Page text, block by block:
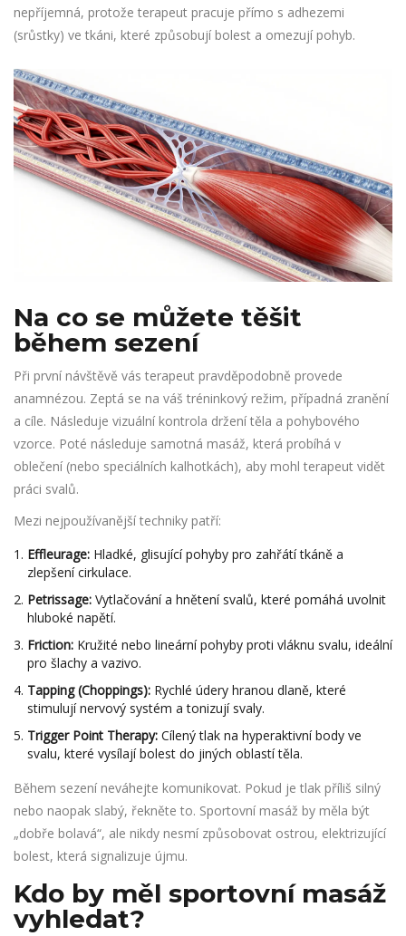
nepříjemná, protože terapeut pracuje přímo s adhezemi
(srůstky) ve tkáni, které způsobují bolest a omezují pohyb.
Na co se můžete těšit
během sezení
Při první návštěvě vás terapeut pravděpodobně provede
anamnézou. Zeptá se na váš tréninkový režim, případná zranění
a cíle. Následuje vizuální kontrola držení těla a pohybového
vzorce. Poté následuje samotná masáž, která probíhá v
oblečení (nebo speciálních kalhotkách), aby mohl terapeut vidět
práci svalů.
Mezi nejpoužívanější techniky patří:
Effleurage: Hladké, glisující pohyby pro zahřátí tkáně a
zlepšení cirkulace.
Petrissage: Vytlačování a hnětení svalů, které pomáhá uvolnit
hluboké napětí.
Friction: Kružité nebo lineární pohyby proti vláknu svalu, ideální
pro šlachy a vazivo.
Tapping (Choppings): Rychlé údery hranou dlaně, které
stimulují nervový systém a tonizují svaly.
Trigger Point Therapy: Cílený tlak na hyperaktivní body ve
svalu, které vysílají bolest do jiných oblastí těla.
Během sezení neváhejte komunikovat. Pokud je tlak příliš silný
nebo naopak slabý, řekněte to. Sportovní masáž by měla být
„dobře bolavá“, ale nikdy nesmí způsobovat ostrou, elektrizující
bolest, která signalizuje újmu.
Kdo by měl sportovní masáž
vyhledat?